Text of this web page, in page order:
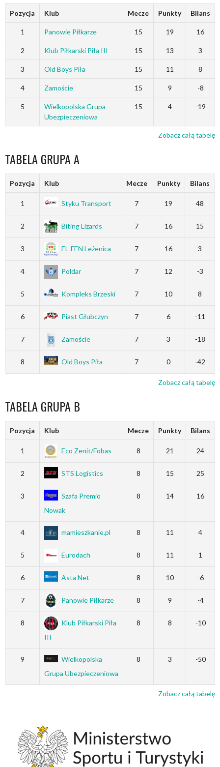
Pozycja Klub Mecze Punkty Bilans
1 Panowie Piłkarze 15 19 16
2 Klub Piłkarski Piła III 15 13 3
3 Old Boys Piła 15 11 8
4 Zamoście 15 9 -8
5
Wielkopolska Grupa
Ubezpieczeniowa
15 4 -19
Zobacz całą tabelę
TABELA GRUPA A
Pozycja Klub Mecze Punkty Bilans
1 Styku Transport 7 19 48
2 Biting Lizards 7 16 15
3 EL-FEN Leżenica 7 16 3
4 Poldar 7 12 -3
5 Kompleks Brzeski 7 10 8
6 Piast Głubczyn 7 6 -11
7 Zamoście 7 3 -18
8 Old Boys Piła 7 0 -42
Zobacz całą tabelę
TABELA GRUPA B
Pozycja Klub Mecze Punkty Bilans
1 Eco Zenit/Fobas 8 21 24
2 STS Logistics 8 15 25
3
Szafa Premio
Nowak
8 14 16
4 mamieszkanie.pl 8 11 4
5 Eurodach 8 11 1
6 Asta Net 8 10 -6
7 Panowie Piłkarze 8 9 -4
8
Klub Piłkarski Piła
III
8 8 -10
9
Wielkopolska
Grupa Ubezpieczeniowa
8 3 -50
Zobacz całą tabelę